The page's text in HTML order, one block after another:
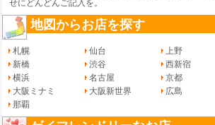
せにどんどんご記入を。
地図からお店を探す
札幌 仙台 上野
新橋
渋谷 西新宿
横浜
名古屋 京都
大阪ミナミ
大阪新世界 広島
那覇